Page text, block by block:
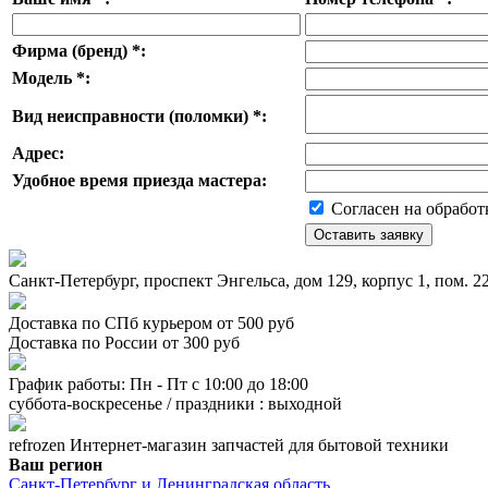
Фирма (бренд) *:
Модель *:
Вид неисправности (поломки) *:
Адрес:
Удобное время приезда мастера:
Согласен на
Санкт-Петербург, проспект Энгельса, дом 129, корпус 1, пом.
Доставка по СПб курьером от 500 руб
Доставка по России от 300 руб
График работы: Пн - Пт с 10:00 до 18:00
суббота-воскресенье / праздники : выходной
refrozen Интернет-магазин запчастей для бытовой техники
Ваш регион